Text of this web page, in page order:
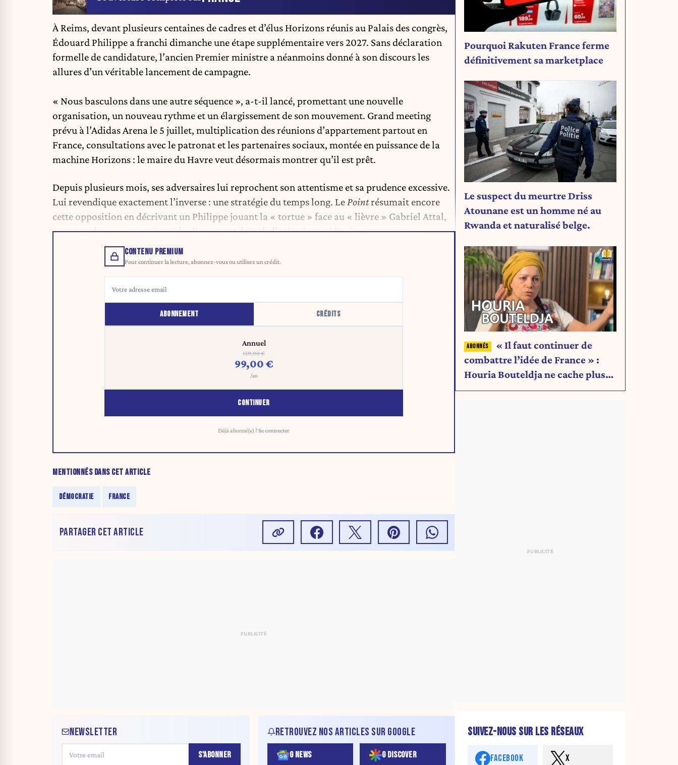
À Reims, devant plusieurs centaines de cadres et d’élus Horizons réunis au Palais des congrès,
Édouard Philippe a franchi dimanche une étape supplémentaire vers 2027. Sans déclaration
formelle de candidature, l’ancien Premier ministre a néanmoins donné à son discours les
allures d’un véritable lancement de campagne.
« Nous basculons dans une autre séquence », a-t-il lancé, promettant une nouvelle
organisation, un nouveau rythme et un élargissement de son mouvement. Grand meeting
prévu à l’Adidas Arena le 5 juillet, multiplication des réunions d’appartement partout en
France, consultations avec le patronat et les partenaires sociaux, montée en puissance de la
machine Horizons : le maire du Havre veut désormais montrer qu’il est prêt.
Depuis plusieurs mois, ses adversaires lui reprochent son attentisme et sa prudence excessive.
Lui revendique exactement l’inverse : une stratégie du temps long. LePointrésumait encore
cette opposition en décrivant un Philippe jouant la « tortue » face au « lièvre » Gabriel Attal,
avançant lentement mais méthodiquement, loin de l’agitation médiatique permanente.
CONTENU PREMIUM
Pour continuer la lecture, abonnez-vous ou utilisez un crédit.
ABONNEMENT CRÉDITS
Annuel
120,00 €
99,00 €
/an
CONTINUER
Déjà abonné(e) ?Se connecter
MENTIONNÉS DANS CET ARTICLE
DÉMOCRATIE FRANCE
PARTAGER CET ARTICLE
NEWSLETTER
S'ABONNER
RETROUVEZ NOS ARTICLES SUR GOOGLE
G NEWS G DISCOVER
Pourquoi Rakuten France ferme
définitivement sa marketplace
Le suspect du meurtre Driss
Atounane est un homme né au
Rwanda et naturalisé belge.
« Il faut continuer de
combattre l’idée de France » :
Houria Bouteldja ne cache plus
rien de son projet
SUIVEZ-NOUS SUR LES RÉSEAUX
FACEBOOK X